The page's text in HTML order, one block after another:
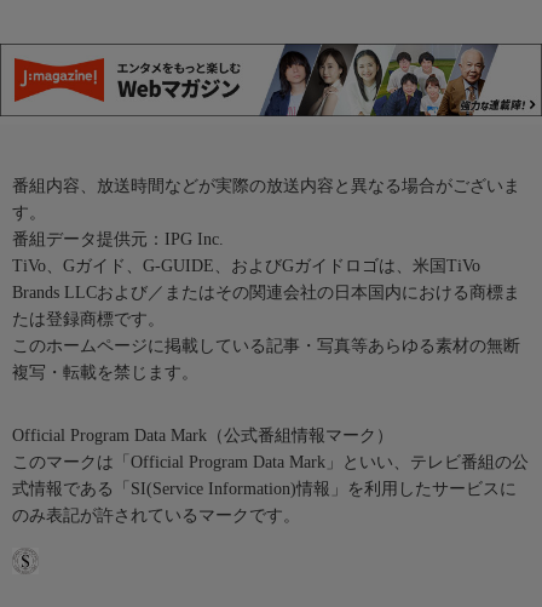
番組内容、放送時間などが実際の放送内容と異なる場合がございま
す。
番組データ提供元：IPG Inc.
TiVo、Gガイド、G-GUIDE、およびGガイドロゴは、米国TiVo
Brands LLCおよび／またはその関連会社の日本国内における商標ま
たは登録商標です。
このホームページに掲載している記事・写真等あらゆる素材の無断
複写・転載を禁じます。
Official Program Data Mark（公式番組情報マーク）
このマークは「Official Program Data Mark」といい、テレビ番組の公
式情報である「SI(Service Information)情報」を利用したサービスに
のみ表記が許されているマークです。